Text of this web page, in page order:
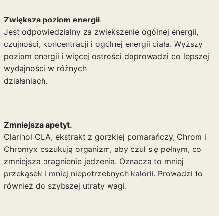
Zwiększa poziom energii.
Jest odpowiedzialny za zwiększenie ogólnej energii,
czujności, koncentracji i ogólnej energii ciała. Wyższy
poziom energii i więcej ostrości doprowadzi do lepszej
wydajności w różnych
działaniach.
Zmniejsza apetyt.
Clarinol CLA, ekstrakt z gorzkiej pomarańczy, Chrom i
Chromyx oszukują organizm, aby czuł się pełnym, co
zmniejsza pragnienie jedzenia. Oznacza to mniej
przekąsek i mniej niepotrzebnych kalorii. Prowadzi to
również do szybszej utraty wagi.